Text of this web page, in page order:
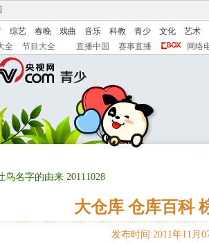
综艺 春晚 戏曲 音乐 科教 青少 文化
艺术
全 节目大全 直播中国 赛事直播 网络
鸟名字的由来 20111028
大仓库 仓库百科
发布时间:2011年11月